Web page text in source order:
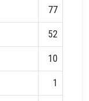
77
52
10
1